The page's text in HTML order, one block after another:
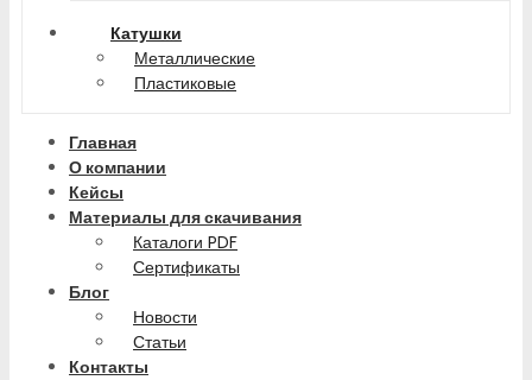
Катушки
Металлические
Пластиковые
Главная
О компании
Кейсы
Материалы для скачивания
Каталоги PDF
Сертификаты
Блог
Новости
Статьи
Контакты